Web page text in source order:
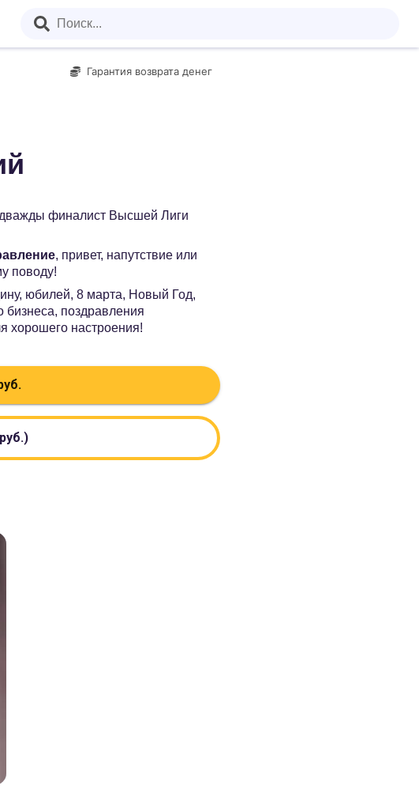
Гарантия возврата денег
финалист Высшей Лиги
, привет, напутствие или
поводу!
юбилей, 8 марта, Новый Год,
поздравления
хорошего настроения!